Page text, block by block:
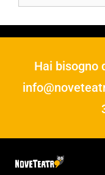
Hai bisogno